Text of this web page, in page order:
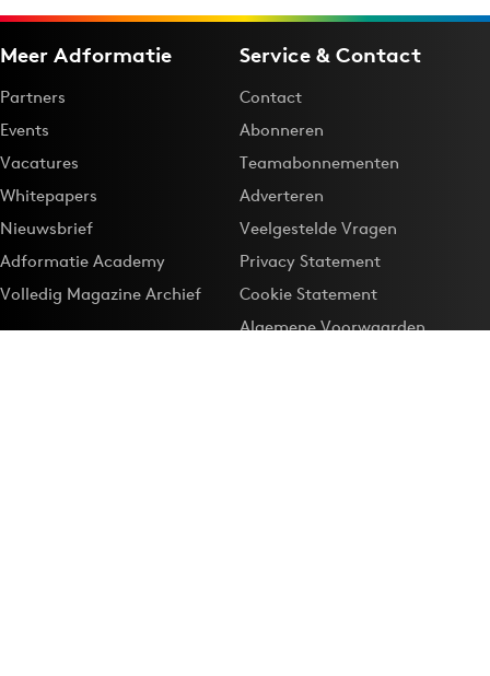
Meer Adformatie
Partners
Events
Vacatures
Whitepapers
Nieuwsbrief
Adformatie Academy
Volledig Magazine Archief
Service & Contact
Contact
Abonneren
Teamabonnementen
Adverteren
Veelgestelde Vragen
Privacy Statement
Cookie Statement
Algemene Voorwaarden